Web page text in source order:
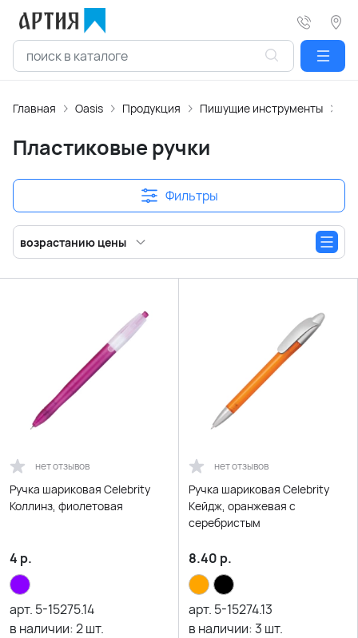
Главная Oasis Продукция Пишущие инструменты
Пластиковые ручки
Фильтры
возрастанию цены
нет отзывов
Ручка шариковая Celebrity
Коллинз, фиолетовая
4 р.
арт. 5-15275.14
в наличии:2шт.
нет отзывов
Ручка шариковая Celebrity
Кейдж, оранжевая с
серебристым
8.40 р.
арт. 5-15274.13
в наличии:3 шт.